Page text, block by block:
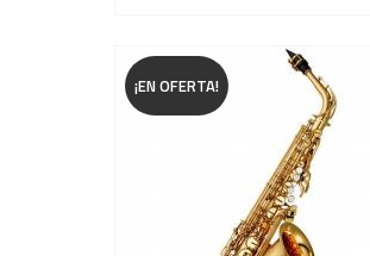
¡EN OFERTA!